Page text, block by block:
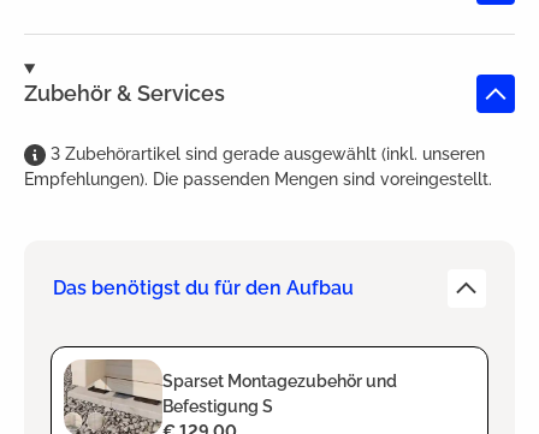
Zubehör & Services
3 Zubehörartikel sind gerade ausgewählt (inkl. unseren
Empfehlungen). Die passenden Mengen sind voreingestellt.
Das benötigst du für den Aufbau
Sparset Montagezubehör und
Befestigung S